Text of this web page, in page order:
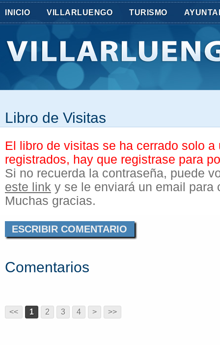
INICIO VILLARLUENGO TURISMO
Libro de Visitas
El libro de visitas se ha cerrado solo a
registrados, hay que registrase para
Si no recuerda la contraseña, puede
este link y se le enviará un email para
Muchas gracias.
ESCRIBIR COMENTARIO
Comentarios
<< 1 2 3 4 > >>